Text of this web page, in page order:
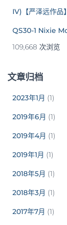
IV)【严泽远作品】
QS30-1 Nixie
109,668 次浏览
文章归档
2023年1月 (1)
2019年6月 (1)
2019年4月 (1)
2019年1月 (1)
2018年5月 (1)
2018年3月 (1)
2017年7月 (1)